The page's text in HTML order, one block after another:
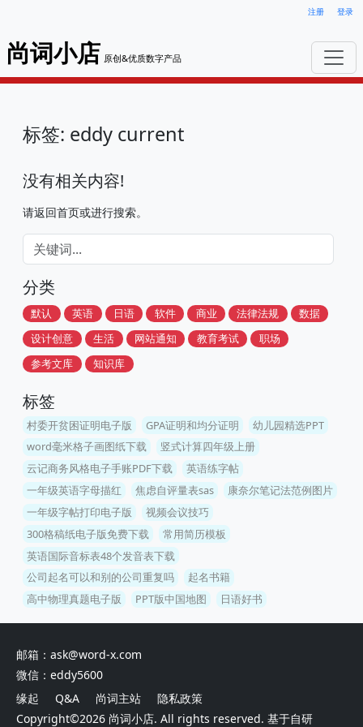
注册 登录
尚词小店 原创&优质数字产品
标签: eddy current
没有相关内容!
请返回首页或进行搜索。
分类
默认 英语 日语 软件 商业 法律法规
数据
设计创意
生活 网站通知 教育考试
职场
参考文库
知识库
标签
村委开贫困证明电子版 GPA证明和均分证明
幼儿园精选PPT
word毫米格子画图纸下载
竖式计算四年级上册
云记商务风格电子手账PDF下载
英语练字帖
一年级英语字母描红
焦虑自评量表sas
康奈尔笔记法范例图片
一年级字帖打印电子版
视频会议技巧
300格稿纸电子版免费下载
常用简历模板
英语国际音标表48个发音表下载
公司起名可以和别的公司重复吗
起名书籍
高中物理真题电子版
PPT版中国地图 日语好书
邮箱：ask@word-x.com
微信：eddy5600
缘起
Q&A 尚词主站
隐私政策
Copyright©2026 尚词小店. All rights reserved. 基于自研